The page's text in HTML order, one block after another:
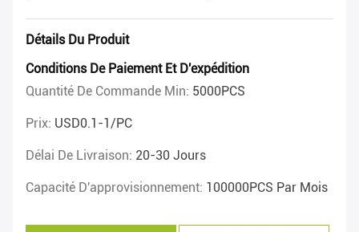
Détails Du Produit
Conditions De Paiement Et D'expédition
Quantité De Commande Min: 5000PCS
Prix: USD0.1-1/PC
Délai De Livraison: 20-30 Jours
Capacité D'approvisionnement: 100000PCS Par Mois